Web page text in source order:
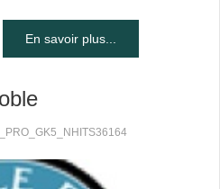
En savoir plus...